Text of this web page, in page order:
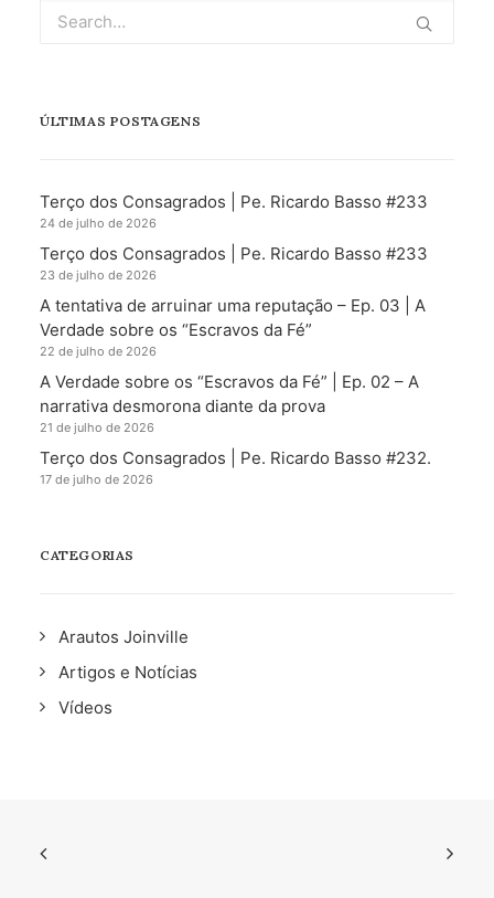
ÚLTIMAS POSTAGENS
Terço dos Consagrados | Pe. Ricardo Basso #233
24 de julho de 2026
Terço dos Consagrados | Pe. Ricardo Basso #233
23 de julho de 2026
A tentativa de arruinar uma reputação – Ep. 03 | A
Verdade sobre os “Escravos da Fé”
22 de julho de 2026
A Verdade sobre os “Escravos da Fé” | Ep. 02 – A
narrativa desmorona diante da prova
21 de julho de 2026
Terço dos Consagrados | Pe. Ricardo Basso #232.
17 de julho de 2026
CATEGORIAS
Arautos Joinville
Artigos e Notícias
Vídeos